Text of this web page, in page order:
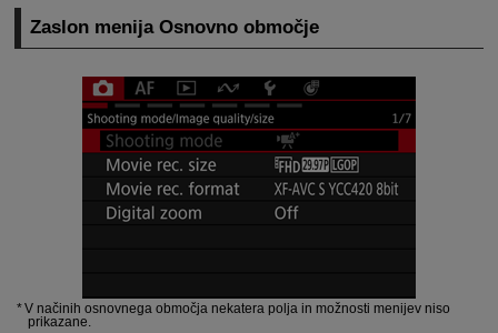
Zaslon menija Osnovno območje
V načinih osnovnega območja nekatera polja in možnosti menijev niso
prikazane.